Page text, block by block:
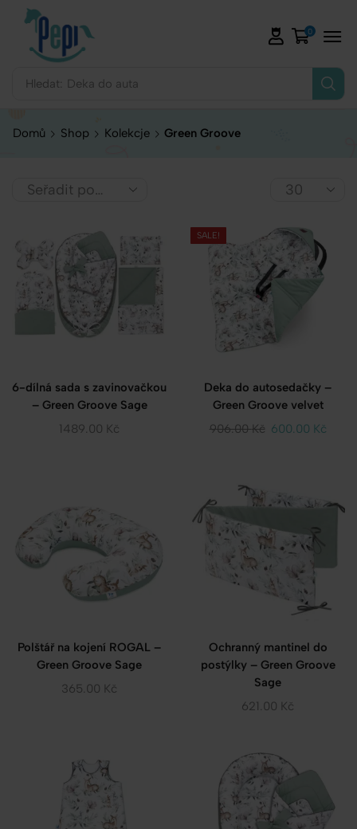
Hledat: Deka do auta
0
Domů Shop Kolekcje Green Groove
6-dílná sada s zavinovačkou
– Green Groove Sage
1489.00 Kč
SALE!
Deka do autosedačky –
Green Groove velvet
906.00Kč 600.00 Kč
Polštář na kojení ROGAL –
Green Groove Sage
365.00 Kč
Ochranný mantinel do
postýlky – Green Groove
Sage
621.00 Kč